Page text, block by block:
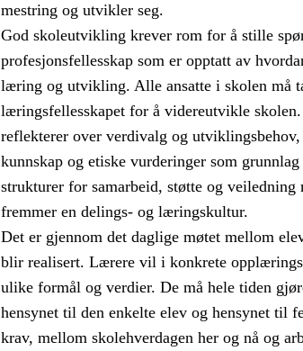
mestring og utvikler seg.
God skoleutvikling krever rom for å stille
profesjonsfellesskap som er opptatt av
læring og utvikling. Alle ansatte i skolen må
læringsfellesskapet for å videreutvikle
reflekterer over verdivalg og
kunnskap og etiske vurderinger som
strukturer for samarbeid, støtte og
fremmer en delings- og læringskultur.
Det er gjennom det daglige møtet mellom
blir realisert. Lærere vil i konkrete
ulike formål og verdier. De må hele tiden
hensynet til den enkelte elev og hensynet til
krav, mellom skolehverdagen her og nå og